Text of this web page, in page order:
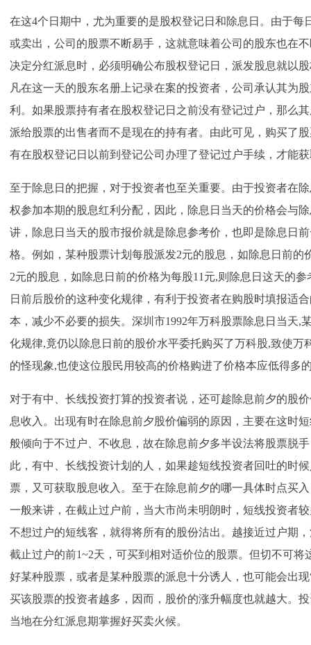
在这4个日期中，尤为重要的是股权登记日和除息日。由于每
或卖出，公司的股票不断易手，这就意味着公司的股东也在
决定分红派息时，必须明确公布股权登记日，派发股息就以
凡在这一天的股东名册上记录在案的投资者，公司承认其为
利。如果股票持有者在股权登记日之前没有登记过户，那么
派给股票的出售者而不是现在的持有者。由此可见，购买了
有在股权登记日以前到登记公司办理了登记过户手续，才能
至于除息日的把握，对于投资者也至关重要。由于投资者在
权参加本期的股息红利分配，因此，除息日当天的价格会与
讲，除息日当天的股市报价就是除息参考价，也即是除息日
格。例如，某种股票计划每股派发2元的股息，如除息日前的
2元的股息，如除息日前的价格为每股11元,则除息日这天的
日前后股价的这种变化规律，有利于投资者在购股时填报适
本，减少不必要的损失。深圳市1992年万科股票除息日当天,
化规律,竟仍以除息日前的股价水平委托购买了万科股,致使万
的怪现象,也使这位股民用较高的价格购进了价格本应低得多
对于有中、长线投资打算的投资者说，还可趁除息前夕的股
息收入。出现有时在除息前夕股价偏弱的原因，主要在这时
般倾向于不过户、不收息，故在除息前夕多半设法将股票脱
此，有中、长线投资计划的人，如果趁短线投资者回吐的时
票，又可获取股息收入。至于在除息前夕的哪一具体时点买
一般来讲，在截止过户前，当大市尚未明朗时，短线投资者
不想过户的短线客，就得将所有的股份沽出。越接近过户期
截止过户的前1~2天，可买到相对适价位的股票。但切不可
好某种股票，或者是某种股票的派息十分诱人，也可能会出
买该股票的投资者越多，因而，股价的涨升幅度也就越大。
当地在分红派息期掌握好买卖火候。